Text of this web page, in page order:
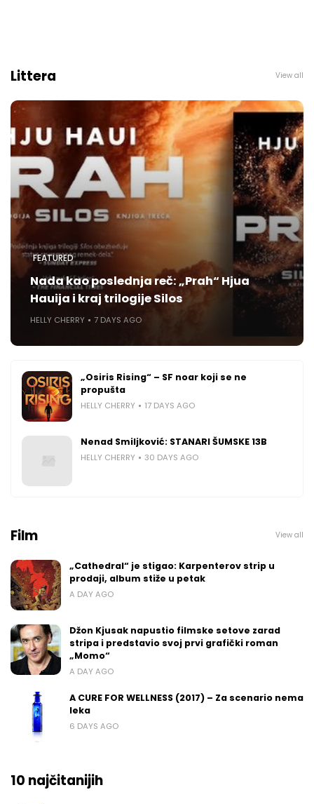
Littera View all
FEATURED
Nada kao poslednja reč: „Prah“ Hjua
Hauija i kraj trilogije Silos
HELLY CHERRY 7 DAYS AGO
„Osiris Rising“ – SF noar koji se ne
propušta
HELLY CHERRY 17 DAYS AGO
Nenad Smiljković: STANARI ŠUMSKE 13B
HELLY CHERRY 30 DAYS AGO
Film View all
„Cathedral“ je stigao: Karpenterov strip u
prodaji, album stiže u petak
A DAY AGO
Džon Kjusak napustio filmske setove zarad
stripa i predstavio svoj prvi grafički roman
„Momo“
A DAY AGO
A CURE FOR WELLNESS (2017) – Za scenario nema
leka
6 DAYS AGO
10 najčitanijih